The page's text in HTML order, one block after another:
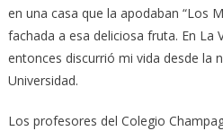
en una casa que la apodaban “Los
fachada a esa deliciosa fruta. En La
entonces discurrió mi vida desde la
Universidad.
Los profesores del Colegio